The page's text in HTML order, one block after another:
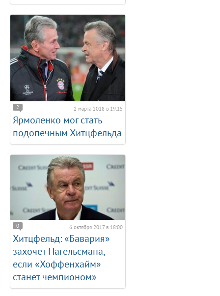
2 2 марта 2018 в 19:15
Ярмоленко мог стать
подопечным Хитцфельда
0 6 октября 2017 в 18:00
Хитцфельд: «Бавария»
захочет Нагельсмана,
если «Хоффенхайм»
станет чемпионом»